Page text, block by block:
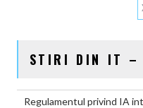
STIRI DIN IT –
Regulamentul privind IA